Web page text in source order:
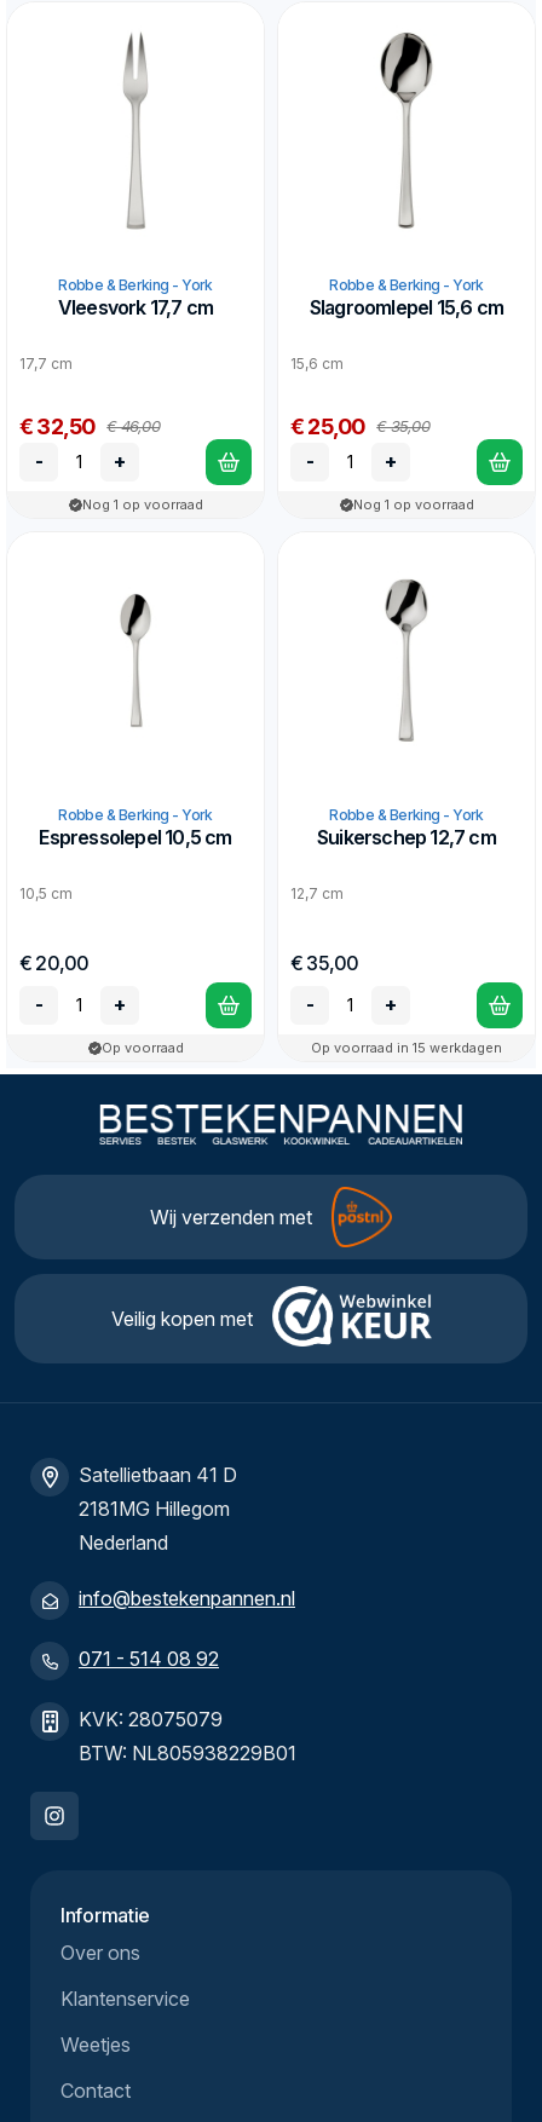
Robbe & Berking - York
Vleesvork 17,7 cm
17,7 cm
€ 32,50 € 46,00
- +
Nog 1 op voorraad
Robbe & Berking - York
Slagroomlepel 15,6 cm
15,6 cm
€ 25,00 € 35,00
- +
Nog 1 op voorraad
Robbe & Berking - York
Espressolepel 10,5 cm
10,5 cm
€ 20,00
-
+
Op voorraad
Robbe & Berking - York
Suikerschep 12,7 cm
12,7 cm
€ 35,00
-
+
Op voorraad in 15 werkdagen
Wij verzenden met
Veilig kopen met
Satellietbaan 41 D
2181MG Hillegom
Nederland
info@bestekenpannen.nl
071 - 514 08 92
KVK: 28075079
BTW: NL805938229B01
Informatie
Over ons
Klantenservice
Weetjes
Contact